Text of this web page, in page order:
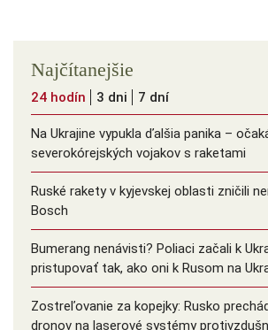
Najčítanejšie
24 hodín 3 dni 7 dní
Na Ukrajine vypukla ďalšia panika –
severokórejských vojakov s raketami
Ruské rakety v kyjevskej oblasti zničili
Bosch
Bumerang nenávisti? Poliaci začali k
pristupovať tak, ako oni k Rusom na
Zostreľovanie za kopejky: Rusko
dronov na laserové systémy